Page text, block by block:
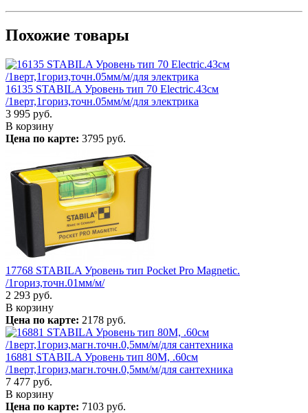
Похожие товары
16135 STABILA Уровень тип 70 Electric.43см
/1верт,1гориз,точн.05мм/м/для электрика
3 995 руб.
В корзину
Цена по карте: 3795 руб.
17768 STABILA Уровень тип Pocket Pro Magnetic.
/1гориз,точн.01мм/м/
2 293 руб.
В корзину
Цена по карте: 2178 руб.
16881 STABILA Уровень тип 80M, .60см
/1верт,1гориз,магн.точн.0,5мм/м/для сантехника
7 477 руб.
В корзину
Цена по карте: 7103 руб.